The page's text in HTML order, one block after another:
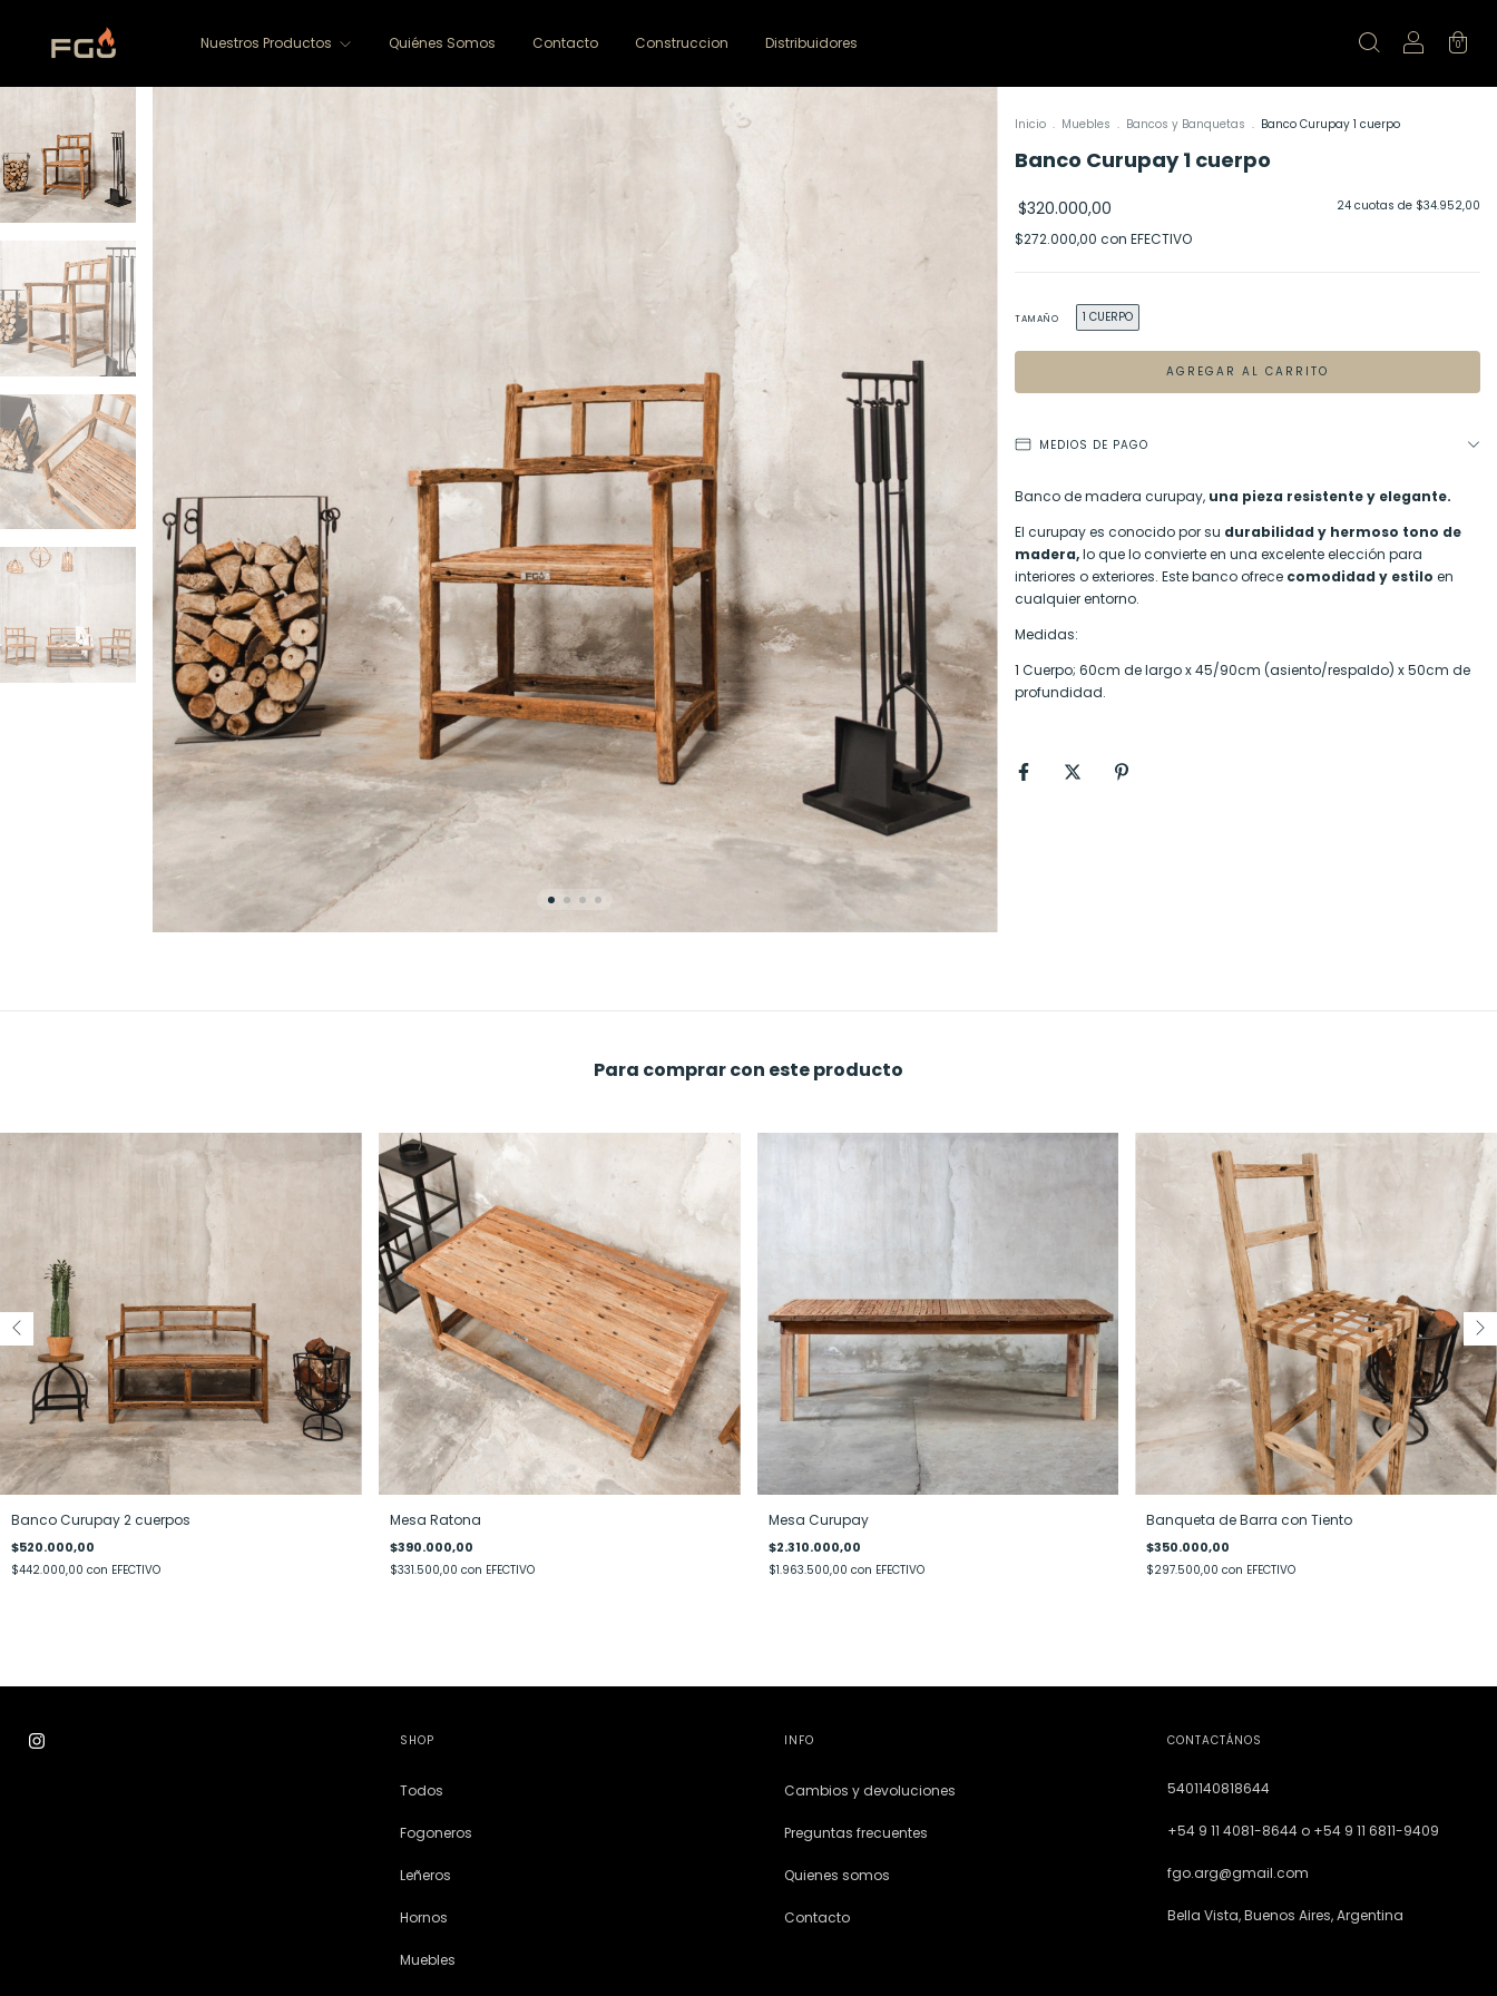
Nuestros Productos Quiénes Somos Contacto Construccion Distribuidores 0
Inicio . Muebles . Bancos y Banquetas . Banco Curupay 1 cuerpo
Banco Curupay 1 cuerpo
$320.000,00 24 cuotas de $34.952,00
$272.000,00 con EFECTIVO
TAMAÑO 1 CUERPO
MEDIOS DE PAGO
Banco de madera curupay, una pieza resistente y elegante.
El curupay es conocido por su durabilidad y hermoso tono de
madera,lo que lo convierte en una excelente elección para
interiores o exteriores. Este banco ofrece comodidad y estilo en
cualquier entorno.
Medidas:
1 Cuerpo; 60cm de largo x 45/90cm (asiento/respaldo) x 50cm de
profundidad.
Para comprar con este producto
Banco Curupay 2 cuerpos
$520.000,00
$442.000,00 con EFECTIVO
Mesa Ratona
$390.000,00
$331.500,00 con EFECTIVO
Mesa Curupay
$2.310.000,00
$1.963.500,00 con EFECTIVO
Banqueta de Barra con Tiento
$350.000,00
$297.500,00con EFECTIVO
SHOP
Todos
Fogoneros
Leñeros
Hornos
Muebles
INFO
Cambios y devoluciones
Preguntas frecuentes
Quienes somos
Contacto
CONTACTÁNOS
5401140818644
+54 9 11 4081-8644 o +54 9 11 6811-9409
fgo.arg@gmail.com
Bella Vista, Buenos Aires, Argentina